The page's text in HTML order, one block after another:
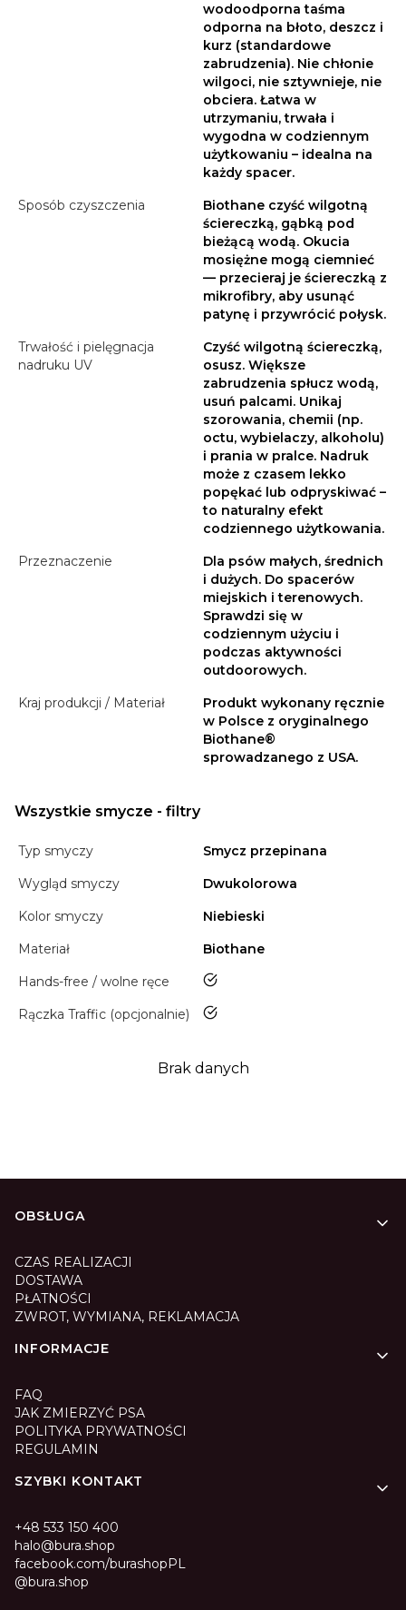
wodoodporna taśma
odporna na błoto, deszcz i
kurz (standardowe
zabrudzenia). Nie chłonie
wilgoci, nie sztywnieje, nie
obciera. Łatwa w
utrzymaniu, trwała i
wygodna w codziennym
użytkowaniu – idealna na
każdy spacer.
Sposób czyszczenia
Biothane czyść wilgotną
ściereczką, gąbką pod
bieżącą wodą. Okucia
mosiężne mogą ciemnieć
— przecieraj je ściereczką z
mikrofibry, aby usunąć
patynę i przywrócić połysk.
Trwałość i pielęgnacja
nadruku UV
Czyść wilgotną ściereczką,
osusz. Większe
zabrudzenia spłucz wodą,
usuń palcami. Unikaj
szorowania, chemii (np.
octu, wybielaczy, alkoholu)
i prania w pralce. Nadruk
może z czasem lekko
popękać lub odpryskiwać –
to naturalny efekt
codziennego użytkowania.
Przeznaczenie
Dla psów małych, średnich
i dużych. Do spacerów
miejskich i terenowych.
Sprawdzi się w
codziennym użyciu i
podczas aktywności
outdoorowych.
Kraj produkcji / Materiał
Produkt wykonany ręcznie
w Polsce z oryginalnego
Biothane®
sprowadzanego z USA.
Wszystkie smycze - filtry
Typ smyczy
Smycz przepinana
Wygląd smyczy
Dwukolorowa
Kolor smyczy
Niebieski
Materiał
Biothane
Hands-free / wolne ręce
tak
Rączka Traffic (opcjonalnie) tak
Brak danych
Linki w stopce
OBSŁUGA
CZAS REALIZACJI
DOSTAWA
PŁATNOŚCI
ZWROT, WYMIANA, REKLAMACJA
INFORMACJE
FAQ
JAK ZMIERZYĆ PSA
POLITYKA PRYWATNOŚCI
REGULAMIN
SZYBKI KONTAKT
+48 533 150 400
halo@bura.shop
facebook.com/burashopPL
@bura.shop